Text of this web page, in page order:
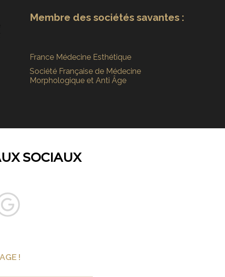
Membre des sociétés savantes :
France Médecine Esthétique
Société Française de Médecine
Morphologique et Anti Âge
SOCIAUX
!